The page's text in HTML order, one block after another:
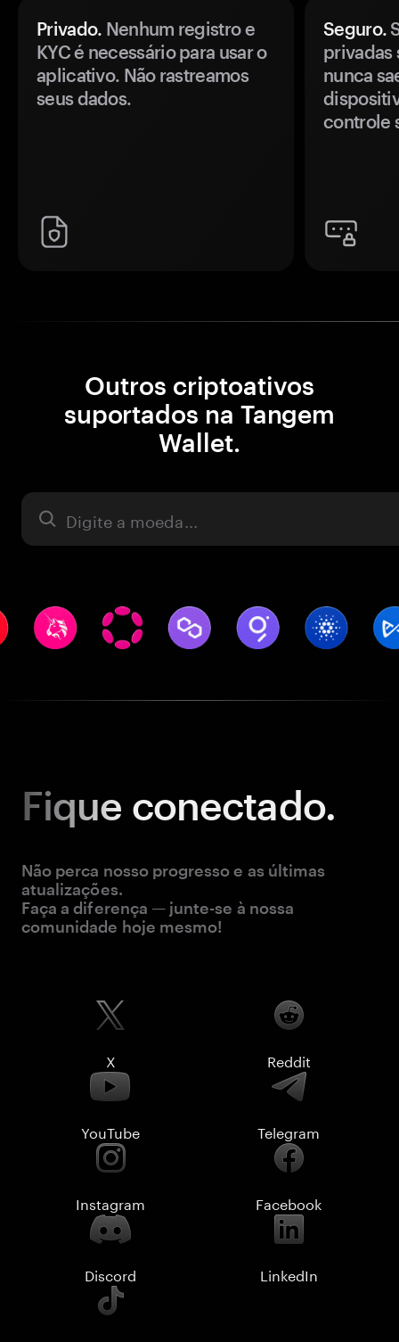
Privado. Nenhum registro e
KYC é necessário para usar o
aplicativo. Não rastreamos
seus dados.
Seguro.
privadas
nunca
controle
Outros criptoativos
suportados na Tangem
Wallet.
Ativo
Fique conectado.
Não perca nosso progresso e as últimas
atualizações.
Faça a diferença — junte-se à nossa
comunidade hoje mesmo!
X Reddit
YouTube Telegram
Instagram Facebook
Discord LinkedIn